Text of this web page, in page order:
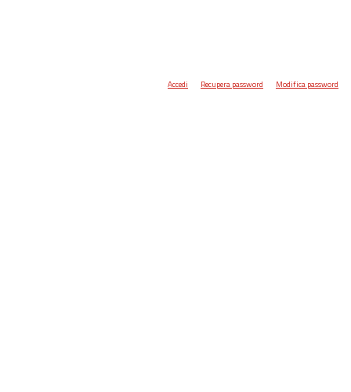
Accedi Recupera password Modifica password